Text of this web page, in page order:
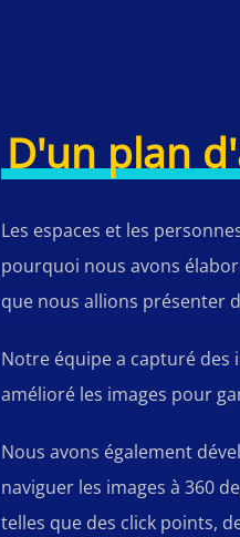
D'un plan
Les espaces et les
pourquoi nous avons
que nous allions présenter
Notre équipe a capturé des
amélioré les images pour
Nous avons également
naviguer les images à 360
telles que des click points,